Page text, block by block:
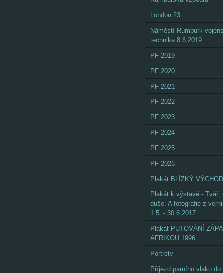
London 23
Náměstí Rumburk
technika 8.6.2019
PF 2019
PF 2020
PF 2021
PF 2022
PF 2023
PF 2024
PF 2025
PF 2026
Plakát BLÍZKÝ
Plakát k výstavě - Tvář,
duše. A fotografie z
1.5. - 30.6.2017
Plakát PUTOVÁNÍ
AFRIKOU 1996
Portréty
Příjezd parního vlaku do